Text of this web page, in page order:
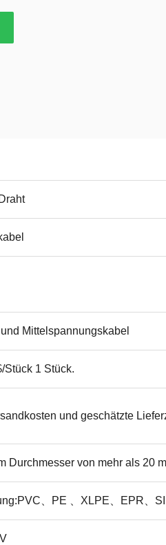
Mittelspannungskabel
Stück 1 Stück.
und geschätzte
Durchmesser von mehr als 20
、PE 、XLPE、EPR、